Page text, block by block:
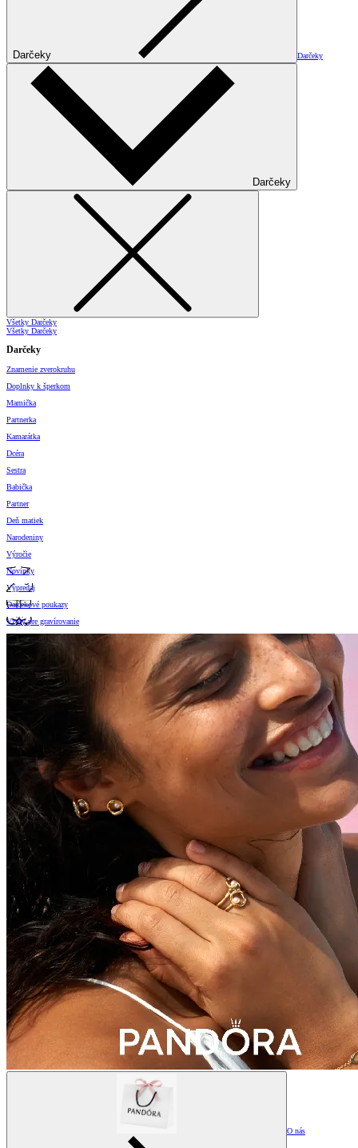
Darčeky Darčeky
Darčeky
Všetky Darčeky
Všetky Darčeky
Darčeky
Znamenie zverokruhu
Doplnky k šperkom
Mamička
Partnerka
Kamarátka
Dcéra
Sestra
Babička
Partner
Deň matiek
Narodeniny
Výročie
Novinky
Výpredaj
Darčekové poukazy
Vzory pre gravírovanie
O nás